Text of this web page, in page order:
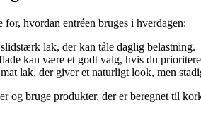
hvordan entréen bruges i hverdagen:
lak, der kan tåle daglig belastning.
kan være et godt valg, hvis du
lak, der giver et naturligt look, men
og bruge produkter, der er beregnet til